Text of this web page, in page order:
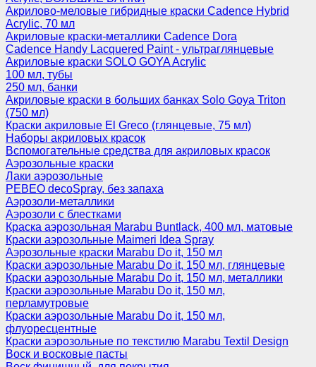
Акрилово-меловые гибридные краски Cadence Hybrid
Acrylic, 70 мл
Акриловые краски-металлики Cadence Dora
Cadence Handy Lacquered Paint - ультраглянцевые
Акриловые краски SOLO GOYA Acrylic
100 мл, тубы
250 мл, банки
Акриловые краски в больших банках Solo Goya Triton
(750 мл)
Краски акриловые El Greco (глянцевые, 75 мл)
Наборы акриловых красок
Вспомогательные средства для акриловых красок
Аэрозольные краски
Лаки аэрозольные
PEBEO decoSpray, без запаха
Аэрозоли-металлики
Аэрозоли с блестками
Краска аэрозольная Marabu Buntlack, 400 мл, матовые
Краски аэрозольные Maimeri Idea Spray
Аэрозольные краски Marabu Do it, 150 мл
Краски аэрозольные Marabu Do it, 150 мл, глянцевые
Краски аэрозольные Marabu Do it, 150 мл, металлики
Краски аэрозольные Marabu Do it, 150 мл,
перламутровые
Краски аэрозольные Marabu Do it, 150 мл,
флуоресцентные
Краски аэрозольные по текстилю Marabu Textil Design
Воск и восковые пасты